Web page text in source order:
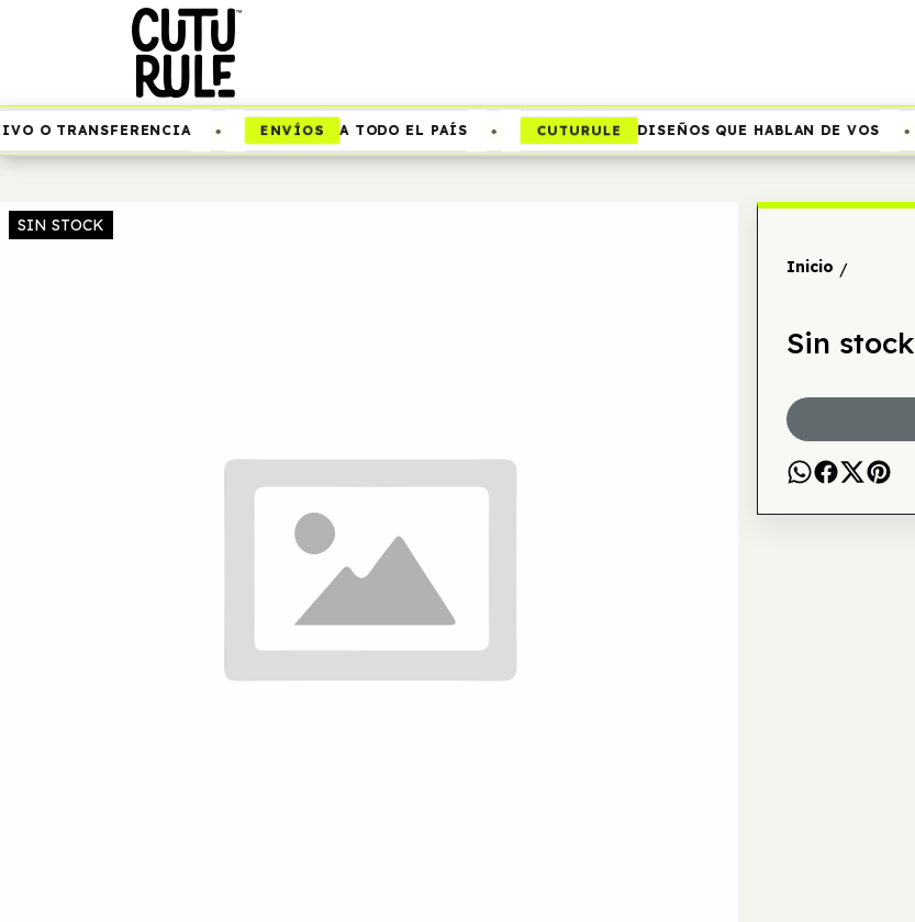
O TRANSFERENCIA ENVÍOS A TODO EL PAÍS CUTURULE DISEÑOS QUE HABLAN DE VOS
SIN STOCK
Inicio /
Sin stock